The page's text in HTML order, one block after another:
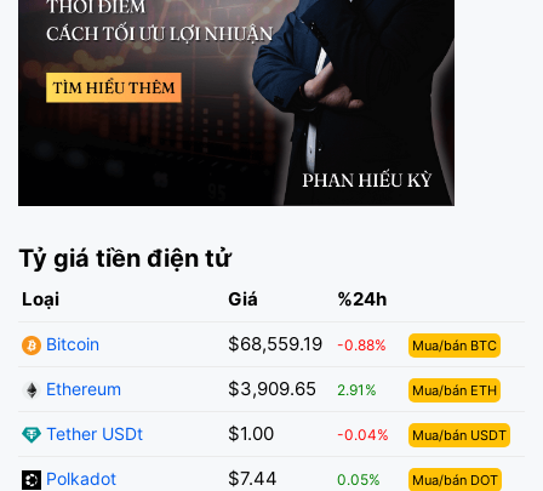
Tỷ giá tiền điện tử
Loại Giá %24h
Bitcoin $68,559.19 -0.88% Mua/bán BTC
Ethereum $3,909.65 2.91% Mua/bán ETH
Tether USDt $1.00 -0.04% Mua/bán USDT
Polkadot $7.44 0.05% Mua/bán DOT